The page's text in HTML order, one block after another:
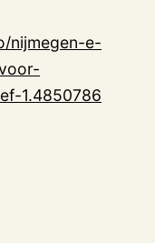
nijmegen-e-
1.4850786